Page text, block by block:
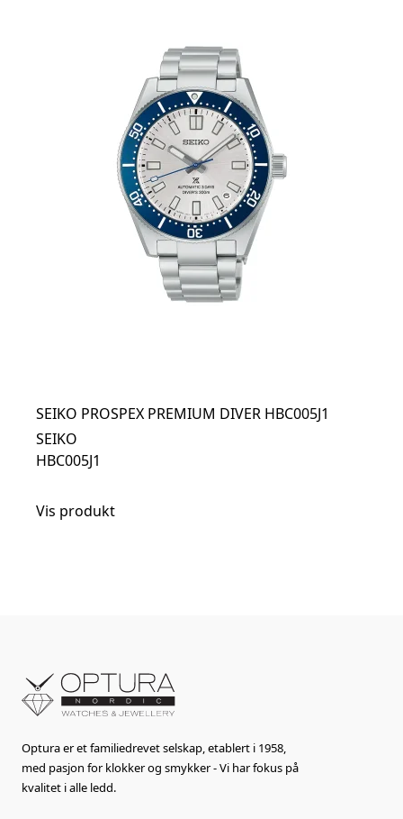
SEIKO PROSPEX PREMIUM DIVER HBC005J1
SEIKO
HBC005J1
Vis produkt
Optura er et familiedrevet selskap, etablert i 1958,
med pasjon for klokker og smykker - Vi har fokus på
kvalitet i alle ledd.